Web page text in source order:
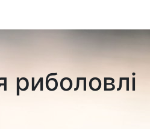
риболовлі